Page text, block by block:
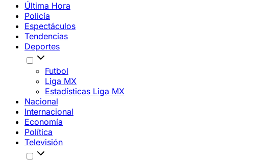
Última Hora
Policía
Espectáculos
Tendencias
Deportes
Futbol
Liga MX
Estadísticas Liga MX
Nacional
Internacional
Economía
Política
Televisión